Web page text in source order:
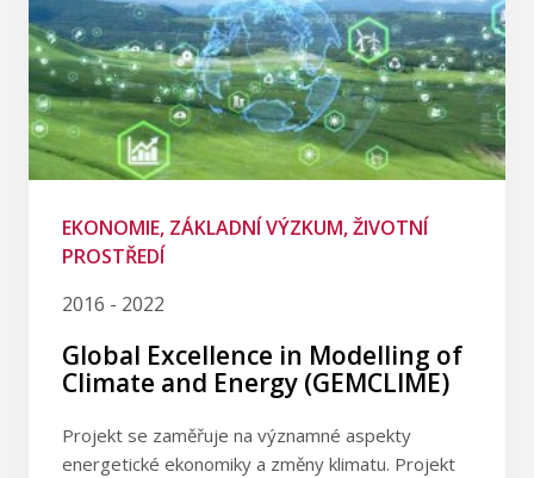
EKONOMIE, ZÁKLADNÍ VÝZKUM, ŽIVOTNÍ
PROSTŘEDÍ
2016 - 2022
Global Excellence in Modelling of
Climate and Energy (GEMCLIME)
Projekt se zaměřuje na významné aspekty
energetické ekonomiky a změny klimatu. Projekt